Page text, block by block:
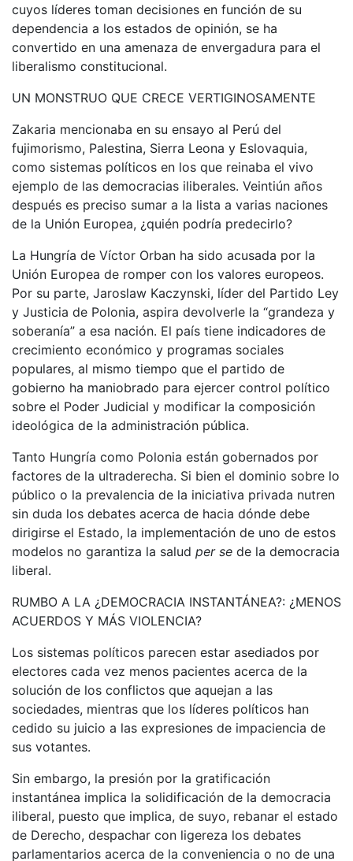
cuyos líderes toman decisiones en función de su
dependencia a los estados de opinión, se ha
convertido en una amenaza de envergadura para el
liberalismo constitucional.
UN MONSTRUO QUE CRECE VERTIGINOSAMENTE
Zakaria mencionaba en su ensayo al Perú del
fujimorismo, Palestina, Sierra Leona y Eslovaquia,
como sistemas políticos en los que reinaba el vivo
ejemplo de las democracias iliberales. Veintiún años
después es preciso sumar a la lista a varias naciones
de la Unión Europea, ¿quién podría predecirlo?
La Hungría de Víctor Orban ha sido acusada por la
Unión Europea de romper con los valores europeos.
Por su parte, Jaroslaw Kaczynski, líder del Partido Ley
y Justicia de Polonia, aspira devolverle la “grandeza y
soberanía” a esa nación. El país tiene indicadores de
crecimiento económico y programas sociales
populares, al mismo tiempo que el partido de
gobierno ha maniobrado para ejercer control político
sobre el Poder Judicial y modificar la composición
ideológica de la administración pública.
Tanto Hungría como Polonia están gobernados por
factores de la ultraderecha. Si bien el dominio sobre lo
público o la prevalencia de la iniciativa privada nutren
sin duda los debates acerca de hacia dónde debe
dirigirse el Estado, la implementación de uno de estos
modelos no garantiza la salud per se de la democracia
liberal.
RUMBO A LA ¿DEMOCRACIA INSTANTÁNEA?: ¿MENOS
ACUERDOS Y MÁS VIOLENCIA?
Los sistemas políticos parecen estar asediados por
electores cada vez menos pacientes acerca de la
solución de los conflictos que aquejan a las
sociedades, mientras que los líderes políticos han
cedido su juicio a las expresiones de impaciencia de
sus votantes.
Sin embargo, la presión por la gratificación
instantánea implica la solidificación de la democracia
iliberal, puesto que implica, de suyo, rebanar el estado
de Derecho, despachar con ligereza los debates
parlamentarios acerca de la conveniencia o no de una